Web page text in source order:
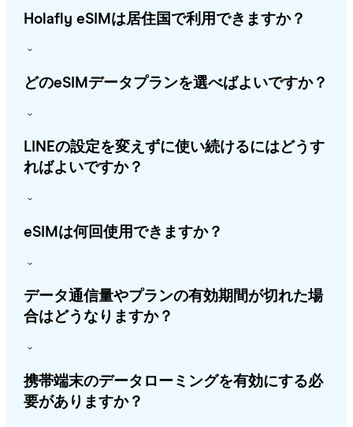
Holafly eSIMは居住国で利用できますか？
どのeSIMデータプランを選べばよいですか？
LINEの設定を変えずに使い続けるにはどうす
ればよいですか？
eSIMは何回使用できますか？
データ通信量やプランの有効期間が切れた場
合はどうなりますか？
携帯端末のデータローミングを有効にする必
要がありますか？